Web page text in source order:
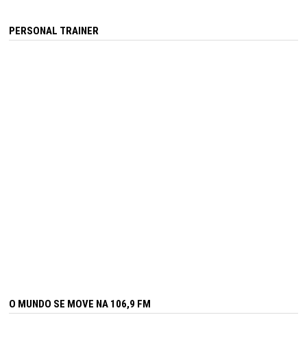
PERSONAL TRAINER
O MUNDO SE MOVE NA 106,9 FM